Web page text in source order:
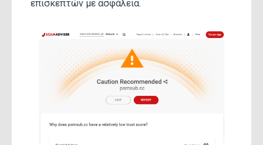
επισκεπτών με ασφάλεια.